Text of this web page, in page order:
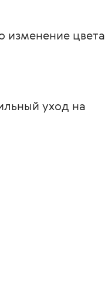
изменение цвета
уход на